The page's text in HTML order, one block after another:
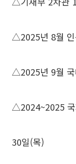
△2025년 8월 인
△2025년 9월 국
△2024~2025 국
30일(목)